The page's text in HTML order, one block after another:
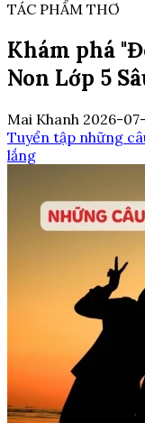
TÁC PHẨM THƠ
Khám phá
Non Lớp 5
Mai Khanh 2026-
Tuyển tập những
lắng